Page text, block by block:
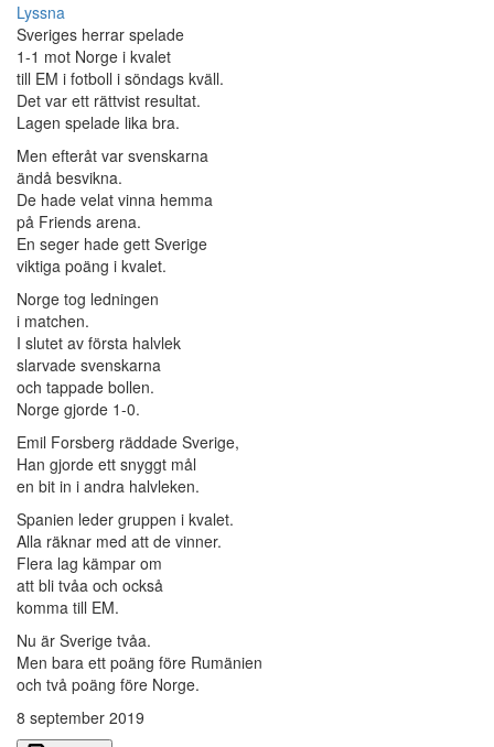
Lyssna
Sveriges herrar spelade
1-1 mot Norge i kvalet
till EM i fotboll i söndags kväll.
Det var ett rättvist resultat.
Lagen spelade lika bra.
Men efteråt var svenskarna
ändå besvikna.
De hade velat vinna hemma
på Friends arena.
En seger hade gett Sverige
viktiga poäng i kvalet.
Norge tog ledningen
i matchen.
I slutet av första halvlek
slarvade svenskarna
och tappade bollen.
Norge gjorde 1-0.
Emil Forsberg räddade Sverige,
Han gjorde ett snyggt mål
en bit in i andra halvleken.
Spanien leder gruppen i kvalet.
Alla räknar med att de vinner.
Flera lag kämpar om
att bli tvåa och också
komma till EM.
Nu är Sverige tvåa.
Men bara ett poäng före Rumänien
och två poäng före Norge.
8 september 2019